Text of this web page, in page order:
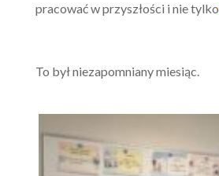
pracować w przyszłości i nie tylko
To był niezapomniany miesiąc.